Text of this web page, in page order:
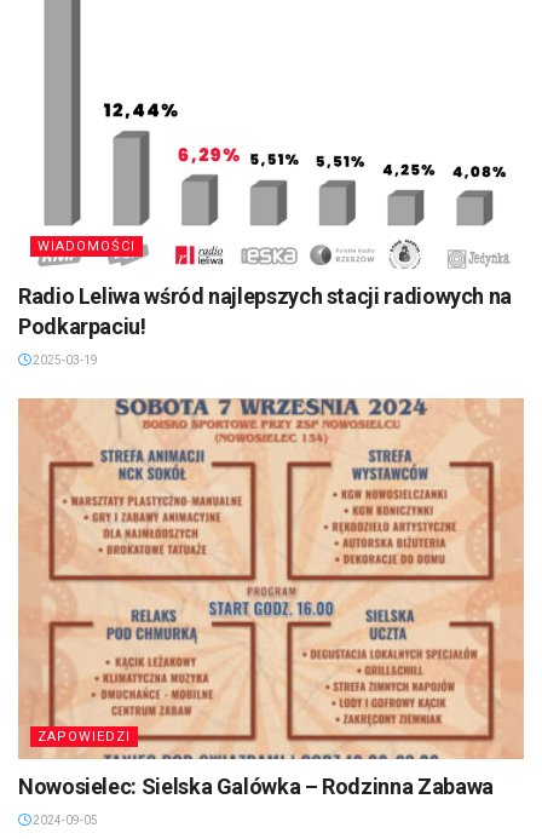
WIADOMOŚCI
Radio Leliwa wśród najlepszych stacji radiowych na
Podkarpaciu!
2025-03-19
ZAPOWIEDZI
Nowosielec: Sielska Galówka – Rodzinna Zabawa
2024-09-05